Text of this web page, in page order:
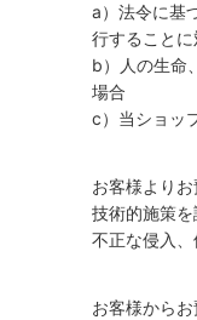
a）法令に基
行すること
b）人の生命
場合
c）当ショッ
お客様より
技術的施策
不正な侵入、
お客様から